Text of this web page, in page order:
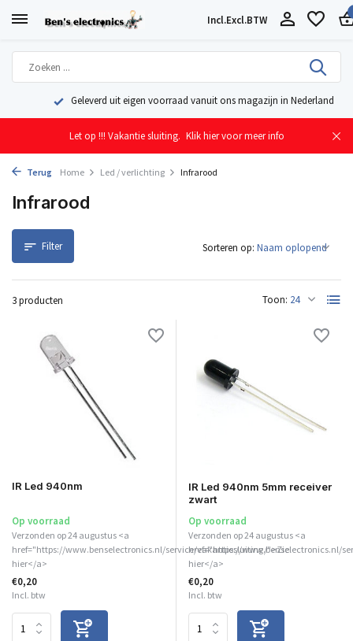
Incl.Excl.BTW
Geleverd uit eigen voorraad vanuit ons magazijn in Nederland
Let op !!! Vakantie sluiting. Klik hier voor meer info
Terug Home Led / verlichting Infrarood
Infrarood
Filter
3 producten Toon:
Sorteren op:
IR Led 940nm
Op voorraad
Verzonden op 24 augustus <a
href="https://www.benselectronics.nl/service/vakantiesluiting/">Zie
hier</a>
€0,20
Incl. btw
IR Led 940nm 5mm receiver
zwart
Op voorraad
Verzonden op 24 augustus <a
href="https://www.benselectronics.nl/
hier</a>
€0,20
Incl. btw